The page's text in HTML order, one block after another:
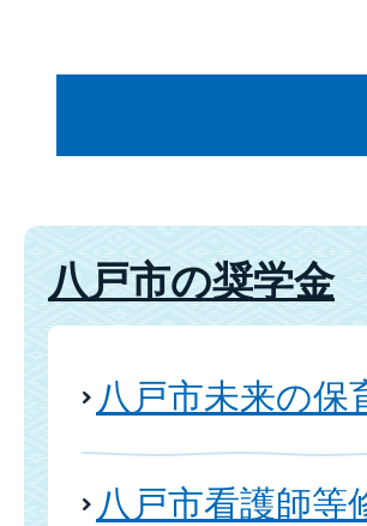
八戸市の奨学金
八戸市未来の保
八戸市看護師等